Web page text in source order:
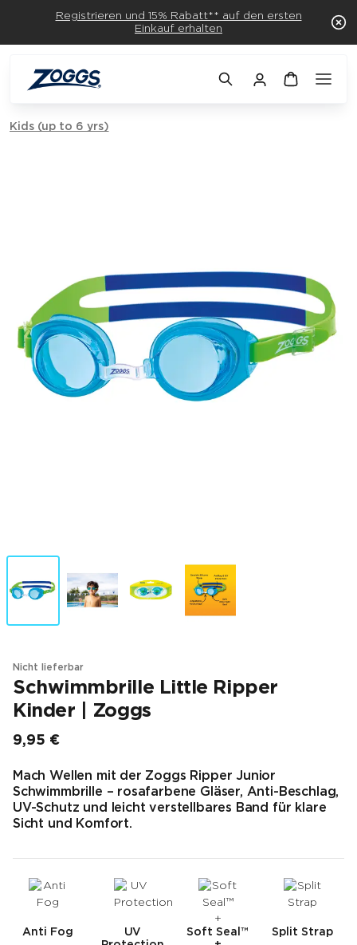
Registrieren und 15% Rabatt** auf den ersten
Einkauf erhalten
Kids (up to 6 yrs)
Nicht lieferbar
Schwimmbrille Little Ripper
Kinder | Zoggs
9,95 €
Endpreis
Mach Wellen mit der Zoggs Ripper Junior
Schwimmbrille – rosafarbene Gläser, Anti-Beschlag,
UV-Schutz und leicht verstellbares Band für klare
Sicht und Komfort.
Anti Fog
UV
Soft Seal™
Split Strap